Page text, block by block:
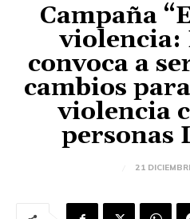
Campaña
violencia:
convoca a
cambios
violencia
personas
21